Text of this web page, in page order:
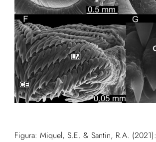
Figura: Miquel, S.E. & Santin, R.A. (2021):